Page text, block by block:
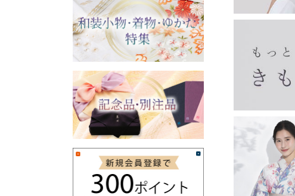
長襦袢・き楽っく
夢ぎぬ長襦袢
夢ぎぬ襦袢スリップ
その他
収納・リビング
ホームウエア
男物
ペンケース
親子がま口 宝石入れ
がま口バッグ・ベルト
フクレ織のがま口
リバティ柄のがま口
浅草文庫
長財布
二つ折り財布
名刺入れ・カードケース
雑貨